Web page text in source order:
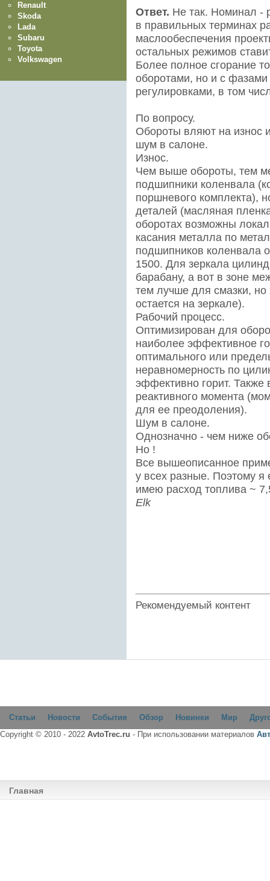
Ответ. Не так. Номинал -
в правильных терминах
маслообеспечения
остальных режимов
Более полное сгорание
оборотами, но и с фазами
регулировками, в том
По вопросу.
Обороты вляют на износ
шум в салоне.
Износ.
Чем выше обороты, тем
подшипники коленвала
поршневого комплекта),
деталей (масляная
оборотах возможны
касания металла по
подшипников коленвала
1500. Для зеркала
барабану, а вот в зоне
тем лучше для смазки,
остается на зеркале).
Рабочий процесс.
Оптимизирован для
наиболее эффективное
оптимального или
неравномерность по
эффективно горит.
реактивного момента
для ее преодоления).
Шум в салоне.
Однозначно - чем ниже
Но !
Все вышеописанное
у всех разные. Поэтому
имею расход топлива ~
Elk
Рекомендуемый контент
Renault
Skoda
Lada
Subaru
Toyota
Volkswagen
Статьи Новости События Обзор Новинки Мир
Copyright © 2010 - 2022 AvtoTrec.ru - При использовании материалов
Главная